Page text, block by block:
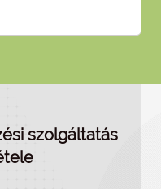
szolgáltatás